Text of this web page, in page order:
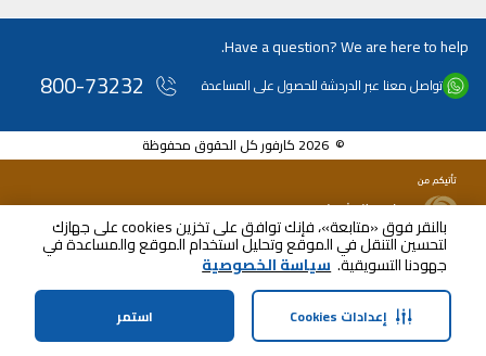
بالنقر فوق «متابعة»، فإنك توافق على تخزين cookies على جهازك
لتحسين التنقل في الموقع وتحليل استخدام الموقع والمساعدة في
جهودنا التسويقية. سياسة الخصوصية
استمر إعدادات Cookies
الرئيسية الفئات الملف الشخصي سلة التسوق
Have a question? We are here to help.
تواصل معنا عبر الدردشة للحصول على المساعدة 800-73232
© 2026 كارفور كل الحقوق محفوظة